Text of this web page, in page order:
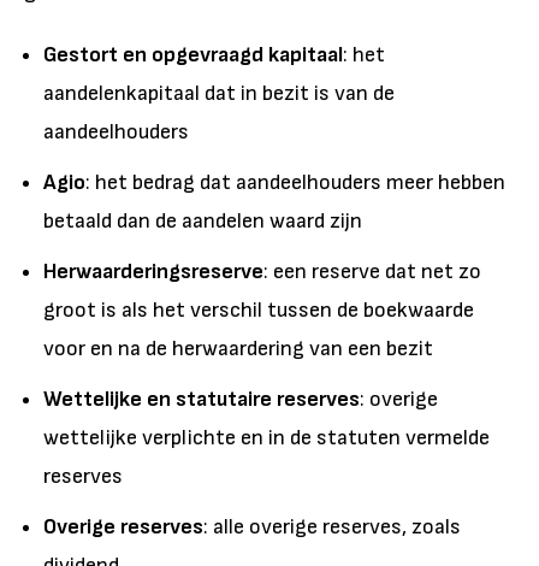
Gestort en opgevraagd kapitaal: het
aandelenkapitaal dat in bezit is van de
aandeelhouders
Agio: het bedrag dat aandeelhouders meer hebben
betaald dan de aandelen waard zijn
Herwaarderingsreserve: een reserve dat net zo
groot is als het verschil tussen de boekwaarde
voor en na de herwaardering van een bezit
Wettelijke en statutaire reserves: overige
wettelijke verplichte en in de statuten vermelde
reserves
Overige reserves: alle overige reserves, zoals